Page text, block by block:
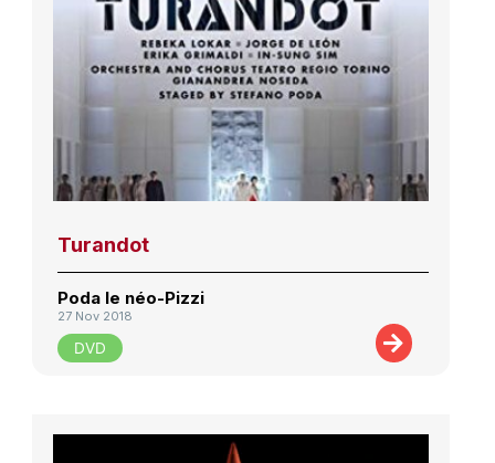
Turandot
Poda le néo-Pizzi
27 Nov 2018
DVD